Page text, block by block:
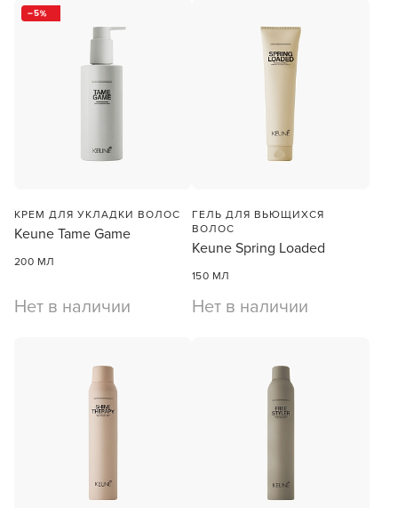
5
КРЕМ ДЛЯ УКЛАДКИ ВОЛОС
Keune Tame Game
200 МЛ
Нет в наличии
ГЕЛЬ ДЛЯ ВЬЮЩИХСЯ
ВОЛОС
Keune Spring Loaded
150 МЛ
Нет в наличии